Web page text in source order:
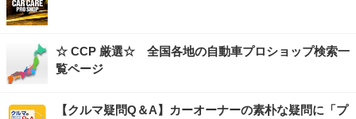
☆ CCP 厳選☆ 全国各地の自動車プロショップ検索一
覧ページ
【クルマ疑問Q＆A】カーオーナーの素朴な疑問に「プ